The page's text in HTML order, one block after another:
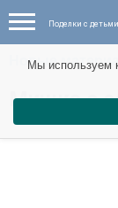
Поделки с детьми
Новые
Мишка с
Мы используем